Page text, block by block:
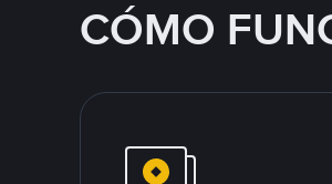
CÓMO